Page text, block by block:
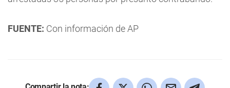
FUENTE: Con información de AP